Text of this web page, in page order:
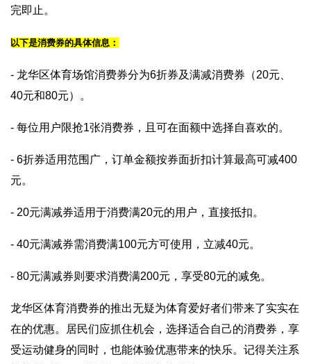
完即止。
以下是消费券的具体信息：
- 龙华区体育场馆消费券分为6折券及满减消费券（20元、
40元和80元）。
- 每位用户限抢1张消费券，且可在面额中选择自喜欢的。
- 6折券适用范围广，订单金额按券面折扣计算最高可减400
元。
- 20元满减券适用于消费满20元的用户，直接抵扣。
- 40元满减券需消费满100元方可使用，立减40元。
- 80元满减券则要求消费满200元，享受80元的减免。
龙华区体育消费券的推出无疑为体育爱好者们带来了实实在
在的优惠。居民们应抓住机会，选择适合自己的消费券，享
受运动健身的同时，也能体验优惠带来的快乐。记得关注系